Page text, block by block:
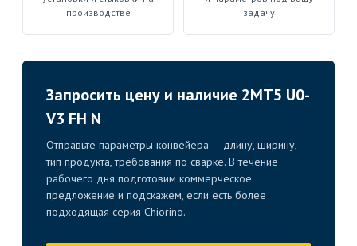
производстве
задачу
Запросить цену и наличие 2MT5 U0-
V3 FH N
Отправьте параметры конвейера — длину, ширину,
тип продукта, требования по сварке. В течение
рабочего дня подготовим коммерческое
предложение и подскажем, если есть более
подходящая серия Chiorino.